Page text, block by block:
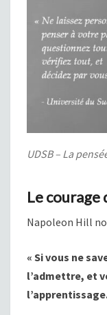
UDSB – La
Le courage
Napoleon Hill
« Si vous ne
l’admettre, et